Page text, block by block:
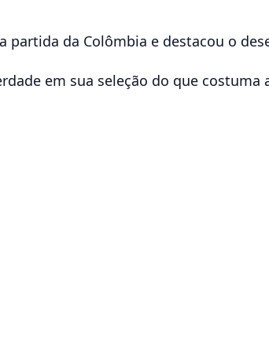
partida da Colômbia e destacou o
em sua seleção do que costuma